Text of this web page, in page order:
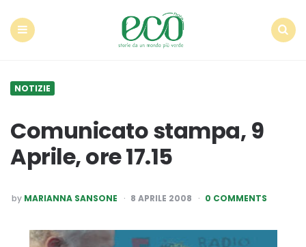
NOTIZIE
Comunicato stampa, 9
Aprile, ore 17.15
POSTED
BY
by MARIANNA SANSONE 8 APRILE 2008 0 COMMENTS